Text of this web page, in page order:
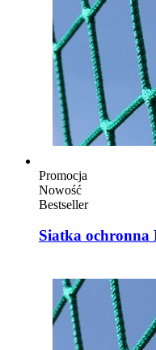
Promocja
Nowość
Bestseller
Siatka ochronna